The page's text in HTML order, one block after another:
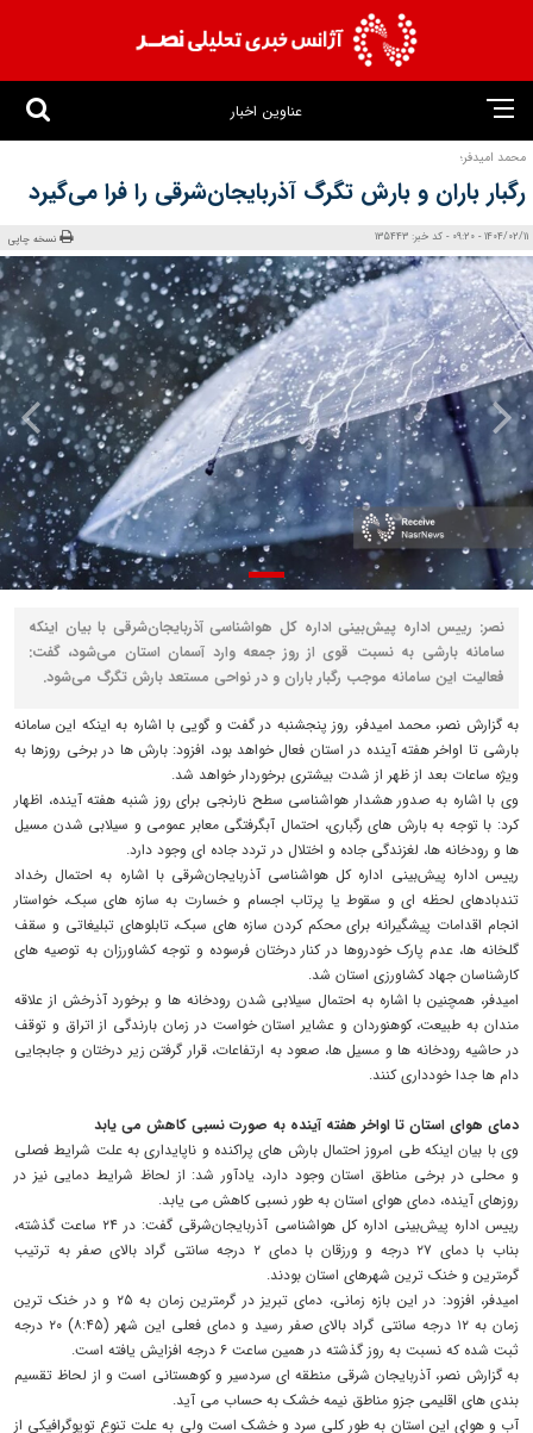
عناوین اخبار
محمد امیدفر؛
رگبار باران و بارش تگرگ آذربایجان‌شرقی را فرا می‌گیرد
1404/02/11 - 09:20 - کد خبر: 135443 نسخه چاپی
نصر: رییس اداره پیش‌بینی اداره کل هواشناسی آذربایجان‌شرقی با بیان اینکه
سامانه بارشی به نسبت قوی از روز جمعه وارد آسمان استان می‌شود، گفت:
فعالیت این سامانه موجب رگبار باران و در نواحی مستعد بارش تگرگ می‌شود.
به گزارش نصر، محمد امیدفر، روز پنجشنبه در گفت و گویی با اشاره به اینکه این سامانه
بارشی تا اواخر هفته آینده در استان فعال خواهد بود، افزود: بارش ها در برخی روزها به
ویژه ساعات بعد از ظهر از شدت بیشتری برخوردار خواهد شد.
وی با اشاره به صدور هشدار هواشناسی سطح نارنجی برای روز شنبه هفته آینده، اظهار
کرد: با توجه به بارش های رگباری، احتمال آبگرفتگی معابر عمومی و سیلابی شدن مسیل
ها و رودخانه ها، لغزندگی جاده و اختلال در تردد جاده ای وجود دارد.
رییس اداره پیش‌بینی اداره کل هواشناسی آذربایجان‌شرقی با اشاره به احتمال رخداد
تندبادهای لحظه ای و سقوط یا پرتاب اجسام و خسارت به سازه های سبک، خواستار
انجام اقدامات پیشگیرانه برای محکم کردن سازه های سبک، تابلوهای تبلیغاتی و سقف
گلخانه ها، عدم پارک خودروها در کنار درختان فرسوده و توجه کشاورزان به توصیه های
کارشناسان جهاد کشاورزی استان شد.
امیدفر، همچنین با اشاره به احتمال سیلابی شدن رودخانه ها و برخورد آذرخش از علاقه
مندان به طبیعت، کوهنوردان و عشایر استان خواست در زمان بارندگی از اتراق و توقف
در حاشیه رودخانه ها و مسیل ها، صعود به ارتفاعات، قرار گرفتن زیر درختان و جابجایی
دام ها جدا خودداری کنند.
دمای هوای استان تا اواخر هفته آینده به صورت نسبی کاهش می یابد
وی با بیان اینکه طی امروز احتمال بارش های پراکنده و ناپایداری به علت شرایط فصلی
و محلی در برخی مناطق استان وجود دارد، یادآور شد: از لحاظ شرایط دمایی نیز در
روزهای آینده، دمای هوای استان به طور نسبی کاهش می یابد.
رییس اداره پیش‌بینی اداره کل هواشناسی آذربایجان‌شرقی گفت: در ۲۴ ساعت گذشته،
بناب با دمای ۲۷ درجه و ورزقان با دمای ۲ درجه سانتی گراد بالای صفر به ترتیب
گرمترین و خنک ترین شهرهای استان بودند.
امیدفر، افزود: در این بازه زمانی، دمای تبریز در گرمترین زمان به ۲۵ و در خنک ترین
زمان به ۱۲ درجه سانتی گراد بالای صفر رسید و دمای فعلی این شهر (۸:۴۵) ۲۰ درجه
ثبت شده که نسبت به روز گذشته در همین ساعت ۶ درجه افزایش یافته است.
به گزارش نصر، آذربایجان شرقی منطقه ای سردسیر و کوهستانی است و از لحاظ تقسیم
بندی های اقلیمی جزو مناطق نیمه خشک به حساب می آید.
آب و هوای این استان به طور کلی سرد و خشک است ولی به علت تنوع توپوگرافیکی از